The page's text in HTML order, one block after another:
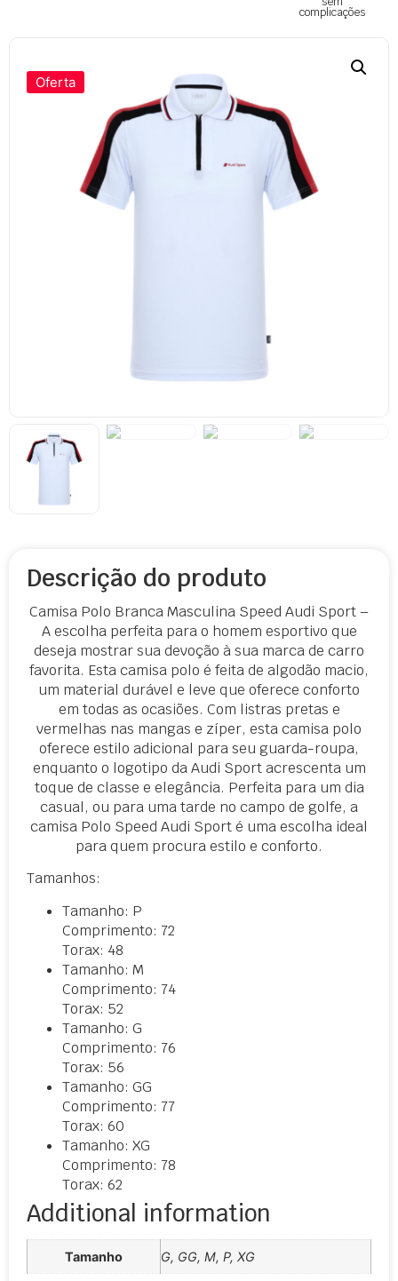
Oferta
Descrição do produto
Camisa Polo Branca Masculina Speed Audi Sport –
A escolha perfeita para o homem esportivo que
deseja mostrar sua devoção à sua marca de carro
favorita. Esta camisa polo é feita de algodão macio,
um material durável e leve que oferece conforto
em todas as ocasiões. Com listras pretas e
vermelhas nas mangas e zíper, esta camisa polo
oferece estilo adicional para seu guarda-roupa,
enquanto o logotipo da Audi Sport acrescenta um
toque de classe e elegância. Perfeita para um dia
casual, ou para uma tarde no campo de golfe, a
camisa Polo Speed Audi Sport é uma escolha ideal
para quem procura estilo e conforto.
Tamanhos:
Tamanho: P
Comprimento: 72
Torax: 48
Tamanho: M
Comprimento: 74
Torax: 52
Tamanho: G
Comprimento: 76
Torax: 56
Tamanho: GG
Comprimento: 77
Torax: 60
Tamanho: XG
Comprimento: 78
Torax: 62
Additional information
Tamanho G, GG, M, P, XG
complicações